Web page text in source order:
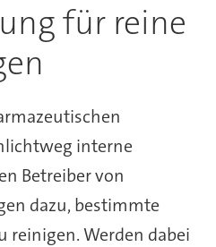
für reine
interne
Betreiber von
dazu, bestimmte
reinigen. Werden dabei